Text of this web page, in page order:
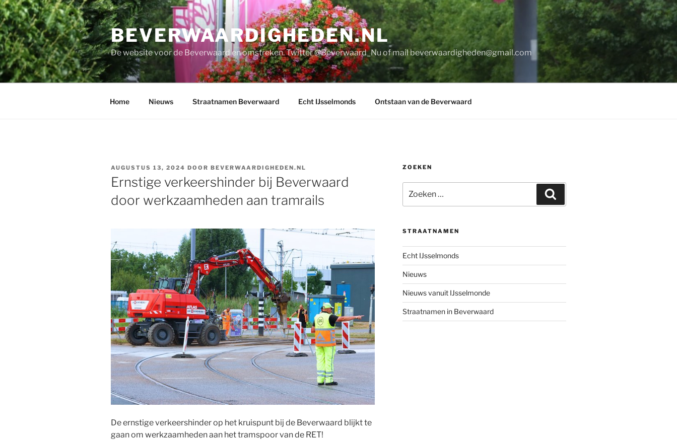
Ga
naar
de
inhoud
BEVERWAARDIGHEDEN.NL
De website voor de Beverwaard en omstreken. Twitter @Beverwaard_Nu of mailbeverwaardigheden@gmail.com
Home Nieuws Straatnamen Beverwaard Echt IJsselmonds Ontstaan van de Beverwaard
GEPLAATST
OP
AUGUSTUS 13, 2024 DOOR BEVERWAARDIGHEDEN.NL
Ernstige verkeershinder bij Beverwaard
door werkzaamheden aan tramrails
De ernstige verkeershinder op het kruispunt bij de Beverwaard blijkt te
gaan om werkzaamheden aan het tramspoor van de RET!
ZOEKEN
naar:
STRAATNAMEN
Echt IJsselmonds
Nieuws
Nieuws vanuit IJsselmonde
Straatnamen in Beverwaard